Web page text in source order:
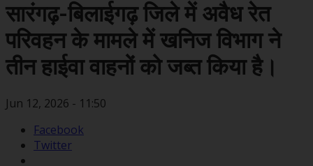
सारंगढ़-बिलाईगढ़ जिले में अवैध रेत
परिवहन के मामले में खनिज विभाग ने
तीन हाईवा वाहनों को जब्त किया है।
Jun 12, 2026 - 11:50
Facebook
Twitter